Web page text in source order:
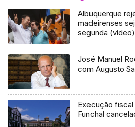
Albuquerque
madeirenses
segunda (vídeo)
José Manuel
com Augusto
Execução fiscal
Funchal